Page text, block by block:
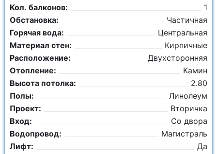
Кол. балконов:
1
Обстановка:
Частичная
Горячая вода:
Центральная
Материал стен:
Кирпичные
Расположение:
Двухсторонняя
Отопление:
Камин
Высота потолка:
2.80
Полы:
Линолеум
Проект:
Вторичка
Вход:
Со двора
Водопровод:
Магистраль
Лифт:
Да